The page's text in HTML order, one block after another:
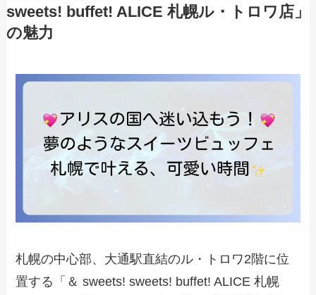
sweets! buffet! ALICE 札幌ル・トロワ店」
の魅力
札幌の中心部、大通駅直結のル・トロワ2階に位
置する「＆ sweets! sweets! buffet! ALICE 札幌